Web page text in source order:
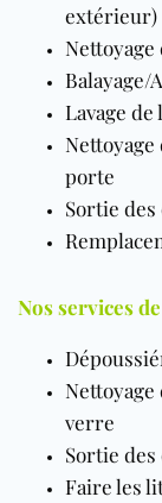
extérieur)
Balayage/
Lavage de
porte
Sortie
Nos services
verre
Sortie
Faire les